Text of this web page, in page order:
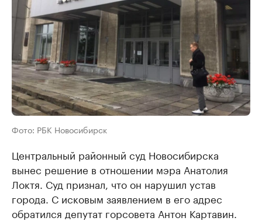
Фото: РБК Новосибирск
Центральный районный суд Новосибирска
вынес решение в отношении мэра Анатолия
Локтя. Суд признал, что он нарушил устав
города. С исковым заявлением в его адрес
обратился депутат горсовета Антон Картавин.